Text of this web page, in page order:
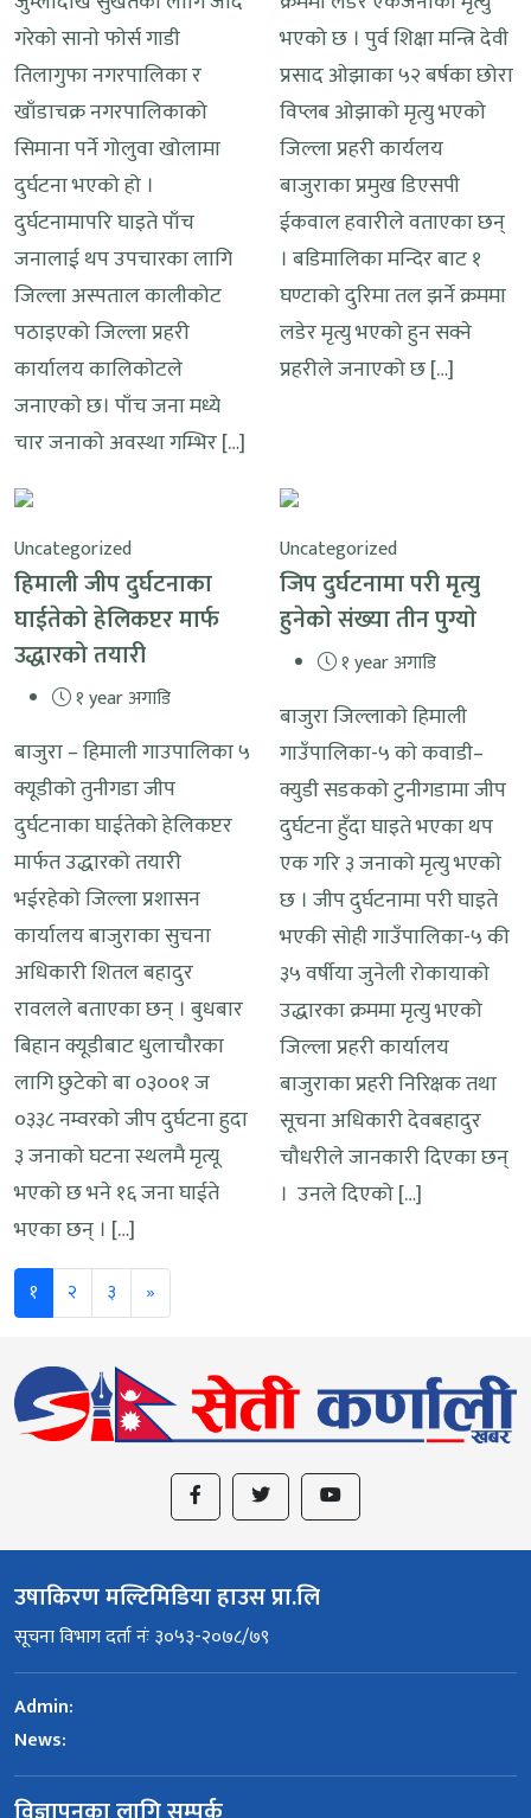
गरेकाे सानाे फाेर्स गाडी
तिलागुफा नगरपालिका र
खाँडाचक्र नगरपालिकाको
सिमाना पर्ने गोलुवा खोलामा
दुर्घटना भएको हो ।
दुर्घटनामापरि घाइते पाँच
जनालाई थप उपचारका लागि
जिल्ला अस्पताल कालीकोट
पठाइएको जिल्ला प्रहरी
कार्यालय कालिकाेटले
जनाएकाे छ। पाँच जना मध्ये
चार जनाको अवस्था गम्भिर […]
भएको छ । पुर्व शिक्षा मन्त्रि देवी
प्रसाद ओझाका ५२ बर्षका छोरा
विप्लब ओझाको मृत्यु भएको
जिल्ला प्रहरी कार्यलय
बाजुराका प्रमुख डिएसपी
ईकवाल हवारीले वताएका छन्
। बडिमालिका मन्दिर बाट १
घण्टाको दुरिमा तल झर्ने क्रममा
लडेर मृत्यु भएको हुन सक्ने
प्रहरीले जनाएको छ […]
Uncategorized
हिमाली जीप दुर्घटनाका
घाईतेको हेलिकप्टर मार्फ
उद्धारको तयारी
१ year अगाडि
बाजुरा – हिमाली गाउपालिका ५
क्यूडीको तुनीगडा जीप
दुर्घटनाका घाईतेको हेलिकप्टर
मार्फत उद्धारको तयारी
भईरहेको जिल्ला प्रशासन
कार्यालय बाजुराका सुचना
अधिकारी शितल बहादुर
रावलले बताएका छन् । बुधबार
बिहान क्यूडीबाट धुलाचौरका
लागि छुटेको बा ०३००१ ज
०३३८ नम्वरको जीप दुर्घटना हुदा
३ जनाको घटना स्थलमै मृत्यू
भएको छ भने १६ जना घाईते
भएका छन् । […]
Uncategorized
जिप दुर्घटनामा परी मृत्यु
हुनेकाे संख्या तीन पुग्याे
१ year अगाडि
बाजुरा जिल्लाकाे हिमाली
गाउँपालिका-५ काे कवाडी–
क्युडी सडकको टुनीगडामा जीप
दुर्घटना हुँदा घाइते भएका थप
एक गरि ३ जनाको मृत्यु भएको
छ । जीप दुर्घटनामा परी घाइते
भएकी सोही गाउँपालिका-५ की
३५ वर्षीया जुनेली रोकायाको
उद्धारका क्रममा मृत्यु भएको
जिल्ला प्रहरी कार्यालय
बाजुराका प्रहरी निरिक्षक तथा
सूचना अधिकारी देवबहादुर
चौधरीले जानकारी दिएका छन्
। उनले दिएको […]
१ २ ३ »
उषाकिरण मल्टिमिडिया हाउस प्रा.लि
सूचना विभाग दर्ता नंः ३०५३-२०७८/७९
Admin:
News: